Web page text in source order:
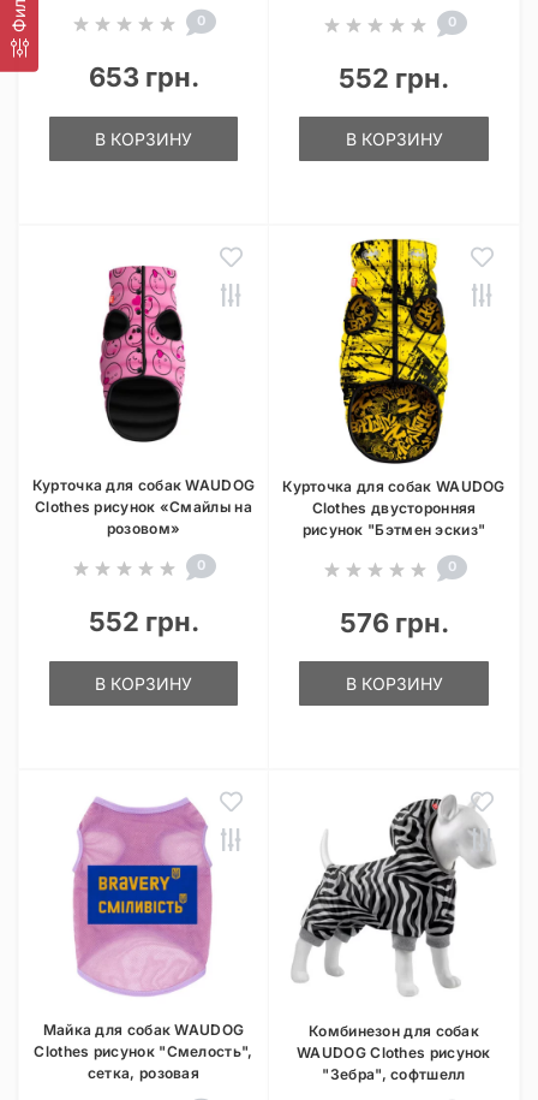
0
653 грн.
В КОРЗИНУ
0
552 грн.
В КОРЗИНУ
Курточка для собак WAUDOG
Clothes рисунок «Смайлы на
розовом»
0
552 грн.
В КОРЗИНУ
Курточка для собак WAUDOG
Clothes двусторонняя
рисунок "Бэтмен эскиз"
0
576 грн.
В КОРЗИНУ
Майка для собак WAUDOG
Clothes рисунок "Смелость",
сетка, розовая
Комбинезон для собак
WAUDOG Clothes рисунок
"Зебра", софтшелл